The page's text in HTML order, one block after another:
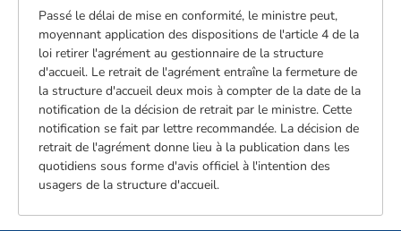
Passé le délai de mise en conformité, le ministre peut,
moyennant application des dispositions de l'article 4 de la
loi retirer l'agrément au gestionnaire de la structure
d'accueil. Le retrait de l'agrément entraîne la fermeture de
la structure d'accueil deux mois à compter de la date de la
notification de la décision de retrait par le ministre. Cette
notification se fait par lettre recommandée. La décision de
retrait de l'agrément donne lieu à la publication dans les
quotidiens sous forme d'avis officiel à l'intention des
usagers de la structure d'accueil.